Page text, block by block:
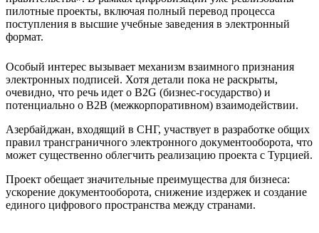
пилотные проекты, включая полный перевод процесса
поступления в высшие учебные заведения в электронный
формат.
Особый интерес вызывает механизм взаимного признания
электронных подписей. Хотя детали пока не раскрыты,
очевидно, что речь идет о B2G (бизнес-государство) и
потенциально о B2B (межкорпоративном) взаимодействии.
Азербайджан, входящий в СНГ, участвует в разработке общих
правил трансграничного электронного документооборота, что
может существенно облегчить реализацию проекта с Турцией.
Проект обещает значительные преимущества для бизнеса:
ускорение документооборота, снижение издержек и создание
единого цифрового пространства между странами.